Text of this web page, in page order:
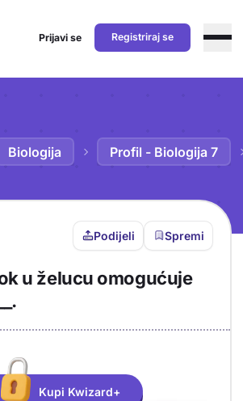
Prijavi se Registriraj se
Biologija Profil - Biologija 7
Podijeli Spremi
u želucu omogućuje
Kupi Kwizard+